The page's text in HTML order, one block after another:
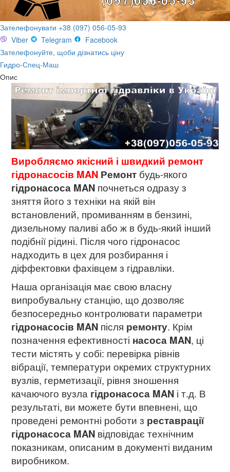
Зателефонувати +38 (097) 056-05-93
Viber
Telegram
Facebook
Зателефонуйте, щоби дізнатись ціну
Гидро-Спец-Маш
Опис
Виробляємо якісний і швидкий ремонт
гідронасосів MAN Ремонт будь-якого
гідронасоса MAN почнеться одразу з
зняття його з техніки на якій він
встановлений, промиванням в бензині,
дизельному паливі або ж в будь-який інший
подібнії рідині. Після чого гідронасос
надходить в цех для розбирання і
діффектовки фахівцем з гідравліки.
Наша організація має свою власну
випробувальну станцію, що дозволяє
безпосередньо контролювати параметри
гідронасосів MAN після ремонту. Крім
позначення ефективності насоса MAN, ці
тести містять у собі: перевірка рівнів
вібрації, температури окремих структурних
вузлів, герметизації, рівня зношення
качаючого вузла гідронасоса MAN і т.д. В
результаті, ви можете бути впевнені, що
проведені ремонтні роботи з реставрації
гідронасоса MAN відповідає технічним
показникам, описаним в документі виданим
виробником.